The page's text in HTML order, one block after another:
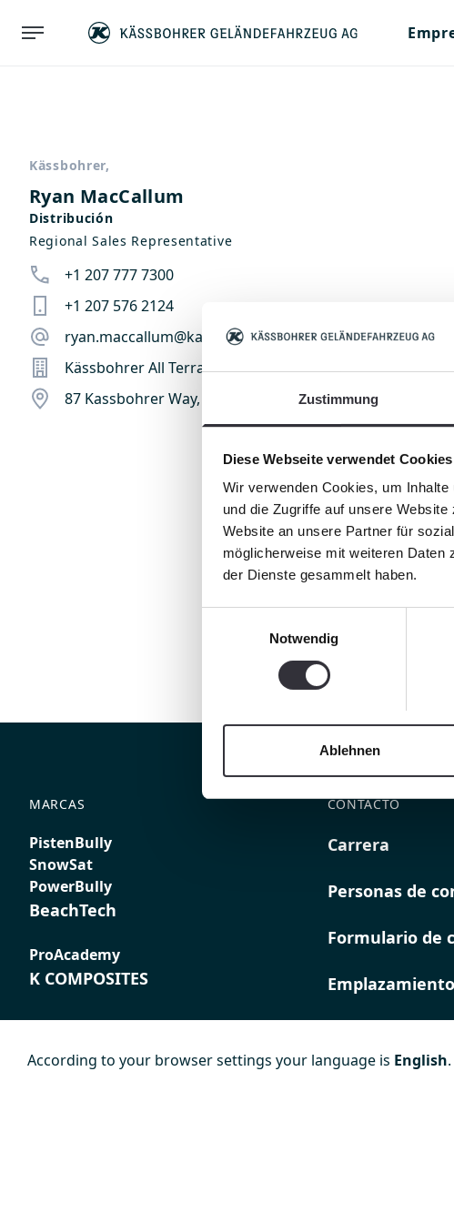
Zustimmung
Diese Webseite verwendet Cookies
Wir verwenden Cookies, um
und die Zugriffe auf unsere
Website an unsere Partner für
möglicherweise mit weiteren Daten
der Dienste gesammelt haben.
Notwendig
Ablehnen
Kässbohrer,
Ryan MacCallum
Distribución
Regional Sales Representative
+1 207 777 7300
+1 207 576 2124
ryan.maccallum@kaessbohrerag.com
Kässbohrer All Terrain Vehicles Inc.
87 Kassbohrer Way, 04210 Auburn, ME, Estados Unidos
MARCAS
PistenBully
SnowSat
PowerBully
BeachTech
ProAcademy
K COMPOSITES
CONTACTO
Carrera
Personas de
Formulario de
According to your browser settings your language is English.